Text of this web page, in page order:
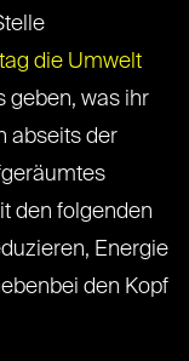
die Umwelt
geben, was ihr
abseits der
den folgenden
Energie
den Kopf